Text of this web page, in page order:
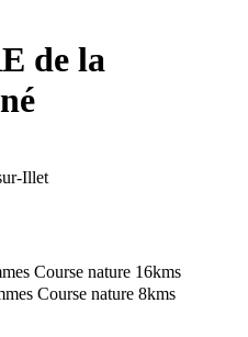
de la
Illet
Course nature 16kms
Course nature 8kms